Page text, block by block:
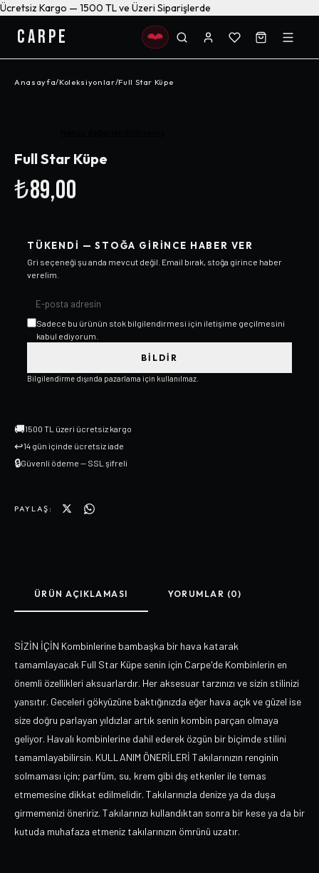
Ücretsiz Kargo — 1500 TL ve Üzeri Siparişlerde
CARPE
Anasayfa/Koleksiyonlar/Full Star Küpe
Full Star Küpe
₺89,00
TÜKENDI — STOĞA GIRINCE HABER VER
Gri seçeneği şu anda mevcut değil. Email bırak, stoğa girince haber
verelim.
Sadece bu ürünün stok bilgilendirmesi için iletişime geçilmesini
kabul ediyorum.
BILDIR
Bilgilendirme dışında pazarlama için kullanılmaz.
🚚1500 TL üzeri ücretsiz kargo
↩14 gün içinde ücretsiz iade
🔒Güvenli ödeme — SSL şifreli
PAYLAŞ:
ÜRÜN AÇIKLAMASI YORUMLAR (0)
SİZİN İÇİN Kombinlerine bambaşka bir hava katarak
tamamlayacak Full Star Küpe senin için Carpe'de Kombinlerin en
önemli özellikleri aksuarlardır. Her aksesuar tarzınızı ve sizin stilinizi
yansıtır. Geceleri gökyüzüne baktığınızda eğer hava açık ve güzel ise
size doğru parlayan yıldızlar artık senin kombin parçan olmaya
geliyor. Havalı kombinlerine dahil ederek özgün bir biçimde stilini
tamamlayabilirsin. KULLANIM ÖNERİLERİ Takılarınızın renginin
solmaması için; parfüm, su, krem gibi dış etkenler ile temas
etmemesine dikkat edilmelidir. Takılarınızla denize ya da duşa
girmemenizi öneririz. Takılarınızı kullandıktan sonra bir kese ya da bir
kutuda muhafaza etmeniz takılarınızın ömrünü uzatır.